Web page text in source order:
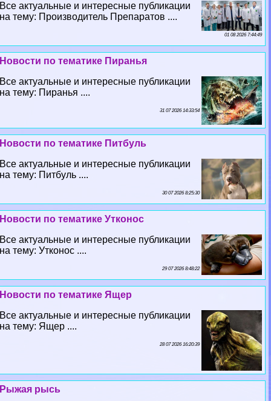
Все актуальные и интересные публикации
на тему: Производитель Препаратов ....
01 08 2026 7:44:49
Новости по тематике Пиранья
Все актуальные и интересные публикации
на тему: Пиранья ....
31 07 2026 14:33:54
Новости по тематике Питбуль
Все актуальные и интересные публикации
на тему: Питбуль ....
30 07 2026 8:25:30
Новости по тематике Утконос
Все актуальные и интересные публикации
на тему: Утконос ....
29 07 2026 8:48:22
Новости по тематике Ящер
Все актуальные и интересные публикации
на тему: Ящер ....
28 07 2026 16:20:39
Рыжая рысь